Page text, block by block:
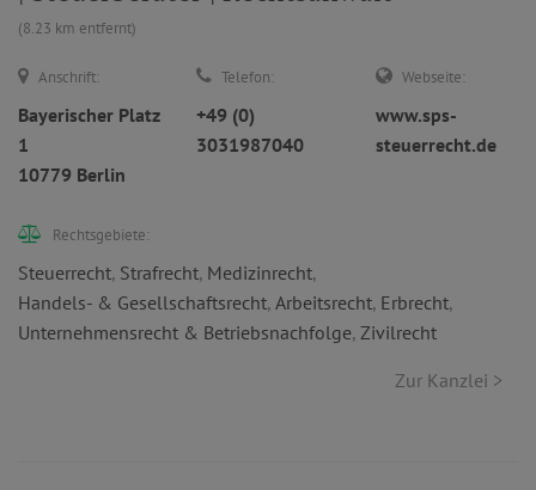
(8.23 km entfernt)
Anschrift:
Bayerischer Platz
1
10779 Berlin
Telefon:
+49 (0)
3031987040
Webseite:
www.sps-
steuerrecht.de
Rechtsgebiete:
Steuerrecht, Strafrecht, Medizinrecht,
Handels- & Gesellschaftsrecht, Arbeitsrecht, Erbrecht,
Unternehmensrecht & Betriebsnachfolge, Zivilrecht
Zur Kanzlei >